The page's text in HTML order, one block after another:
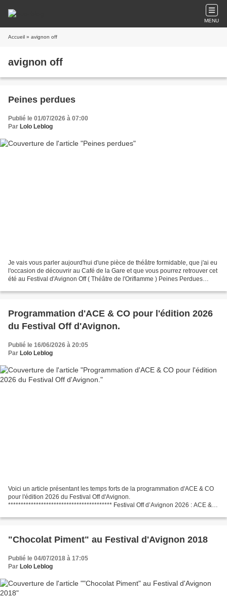
MENU
Accueil » avignon off
avignon off
Peines perdues
Publié le 01/07/2026 à 07:00
Par Lolo Leblog
Je vais vous parler aujourd'hui d'une pièce de théâtre formidable, que j'ai eu
l'occasion de découvrir au Café de la Gare et que vous pourrez retrouver cet
été au Festival d'Avignon Off ( Théâtre de l'Oriflamme ) Peines Perdues
Programmation d'ACE & CO pour l'édition 2026
du Festival Off d'Avignon.
Publié le 16/06/2026 à 20:05
Par Lolo Leblog
Voici un article présentant les temps forts de la programmation d'ACE & CO
pour l'édition 2026 du Festival Off d'Avignon.
***************************************** Festival Off d’Avignon 2026 : ACE &
"Chocolat Piment" au Festival d'Avignon 2018
Publié le 04/07/2018 à 17:05
Par Lolo Leblog